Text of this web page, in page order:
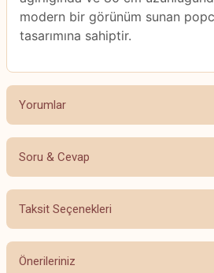
modern bir görünüm sunan
tasarımına sahiptir.
Yorumlar
Bu ürüne ilk yorumu siz
Soru & Cevap
Ürün hakkında henüz soru
Taksit Seçenekleri
Önerileriniz